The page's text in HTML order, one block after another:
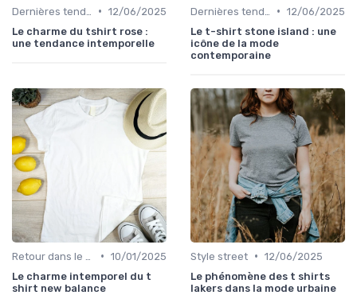
• 12/06/2025
Le charme du tshirt rose :
une tendance intemporelle
• 12/06/2025
Le t-shirt stone island : une
icône de la mode
contemporaine
• 10/01/2025
Le charme intemporel du t
shirt new balance
Style street • 12/06/2025
Le phénomène des t shirts
lakers dans la mode urbaine